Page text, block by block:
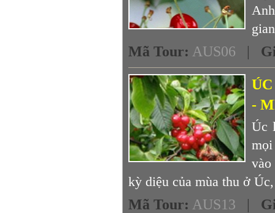
Mã Tour: AUS06 |
-
Úc
kỳ diệu của mùa thu ở
Mã Tour: AUS13 |